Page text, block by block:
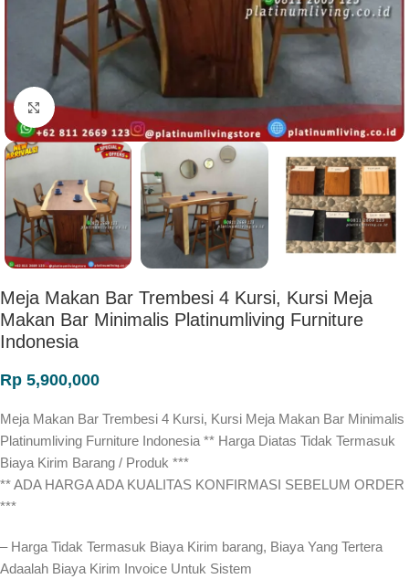
Click to enlarge
Meja Makan Bar Trembesi 4 Kursi, Kursi Meja
Makan Bar Minimalis Platinumliving Furniture
Indonesia
Rp 5,900,000
Meja Makan Bar Trembesi 4 Kursi, Kursi Meja Makan Bar Minimalis
Platinumliving Furniture Indonesia ** Harga Diatas Tidak Termasuk
Biaya Kirim Barang / Produk ***
** ADA HARGA ADA KUALITAS KONFIRMASI SEBELUM ORDER
***
– Harga Tidak Termasuk Biaya Kirim barang, Biaya Yang Tertera
Adaalah Biaya Kirim Invoice Untuk Sistem